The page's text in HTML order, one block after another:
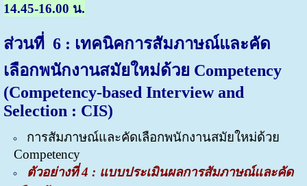
14.45-16.00 น.
ส่วนที่ 6: เทคนิคการสัมภาษณ์และคัด
เลือกพนักงานสมัยใหม่ด้วย Competency
(Competency-based Interview and
Selection : CIS)
การสัมภาษณ์และคัดเลือกพนักงานสมัยใหม่ด้วย
Competency
ตัวอย่างที่ 4 : แบบประเมินผลการสัมภาษณ์และคัด